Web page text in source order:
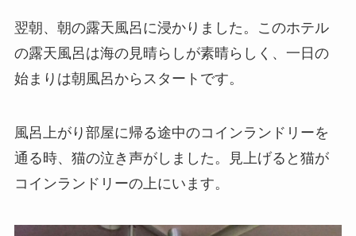
翌朝、朝の露天風呂に浸かりました。このホテル
の露天風呂は海の見晴らしが素晴らしく、一日の
始まりは朝風呂からスタートです。
風呂上がり部屋に帰る途中のコインランドリーを
通る時、猫の泣き声がしました。見上げると猫が
コインランドリーの上にいます。